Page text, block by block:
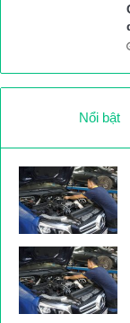
Nổi bật